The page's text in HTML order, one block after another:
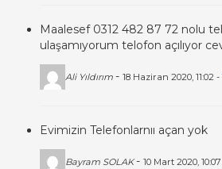
Maalesef 0312 482 87 72 nolu
ulaşamıyorum telofon açılıyor
Ali Yıldırım - 18 Haziran 2020, 11:02 -
Evimizin Telefonlarnıı açan yok
Bayram SOLAK - 10 Mart 2020,